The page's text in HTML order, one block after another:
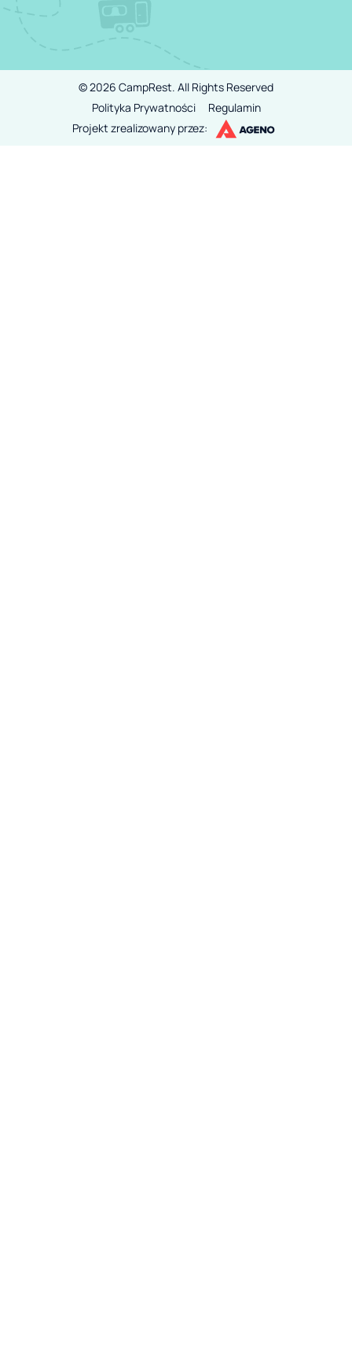
©2026 CampRest. All Rights Reserved
Polityka Prywatności
Regulamin
Projekt zrealizowany przez: